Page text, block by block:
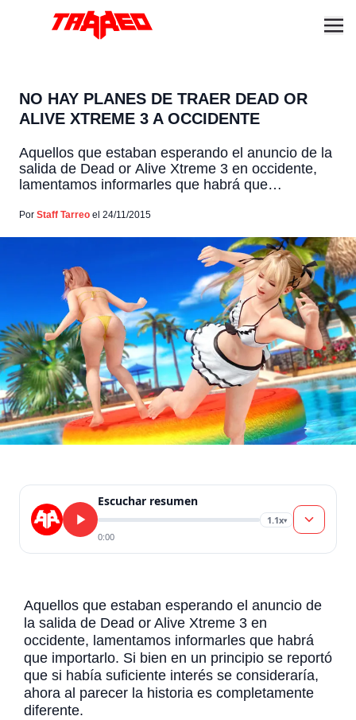
NO HAY PLANES DE TRAER DEAD OR
ALIVE XTREME 3 A OCCIDENTE
Aquellos que estaban esperando el anuncio de la
salida de Dead or Alive Xtreme 3 en occidente,
lamentamos informarles que habrá que
si había suficiente interés se consideraría, ahora
De acuerdo al community manager de la página
de Facebook […]
Por Staff Tarreo el 24/11/2015
Escuchar resumen
1.1x▾
0:00
Aquellos que estaban esperando el anuncio de
la salida de Dead or Alive Xtreme 3 en
occidente, lamentamos informarles que habrá
que importarlo. Si bien en un principio se reportó
que si había suficiente interés se consideraría,
ahora al parecer la historia es completamente
diferente.